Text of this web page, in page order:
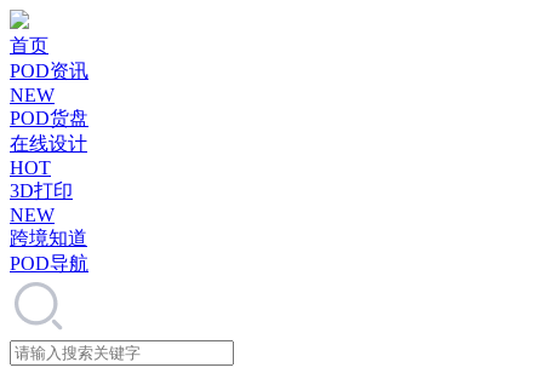
首页
POD资讯
NEW
POD货盘
在线设计
HOT
3D打印
NEW
跨境知道
POD导航